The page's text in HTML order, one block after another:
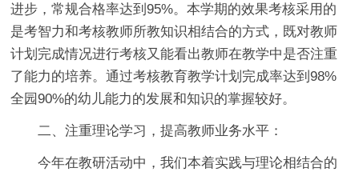
进步，常规合格率达到95%。本学期的效果考核采用的
是考智力和考核教师所教知识相结合的方式，既对教师
计划完成情况进行考核又能看出教师在教学中是否注重
了能力的培养。通过考核教育教学计划完成率达到98%
全园90%的幼儿能力的发展和知识的掌握较好。
二、注重理论学习，提高教师业务水平：
今年在教研活动中，我们本着实践与理论相结合的